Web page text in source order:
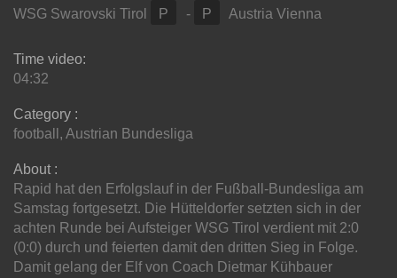
WSG Swarovski Tirol
P - P Austria Vienna
Time video:
04:32
Category :
football , Austrian Bundesliga
About :
Rapid hat den Erfolgslauf in der Fußball-Bundesliga am
Samstag fortgesetzt. Die Hütteldorfer setzten sich in der
achten Runde bei Aufsteiger WSG Tirol verdient mit 2:0
(0:0) durch und feierten damit den dritten Sieg in Folge.
Damit gelang der Elf von Coach Dietmar Kühbauer